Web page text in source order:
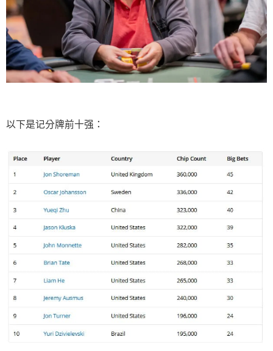
以下是记分牌前十强：